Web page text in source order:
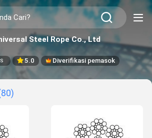
Steel Rope Co., Ltd
5.0 Diverifikasi pemasok